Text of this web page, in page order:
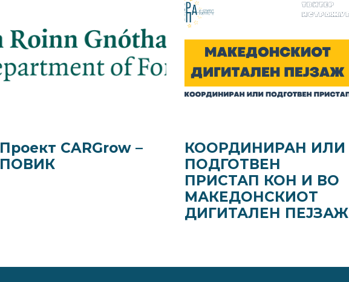
Проект CARGrow –
ПОВИК
КООРДИНИРАН ИЛИ
ПОДГОТВЕН
ПРИСТАП КОН И ВО
МАКЕДОНСКИОТ
ДИГИТАЛЕН ПЕЈЗАЖ